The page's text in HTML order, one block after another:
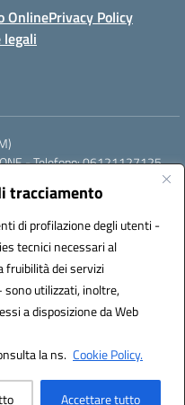
tracciamento
di profilazione degli utenti -
tecnici necessari al
fruibilità dei servizi
sono utilizzati, inoltre,
a disposizione da Web
la ns. Cookie Policy.
Accettare tutto
OnlinePrivacy Policy
legali
- Telefono: 06121127125
SEGNI - Telefono:
3D Solution S.r.l.
Designers Italia